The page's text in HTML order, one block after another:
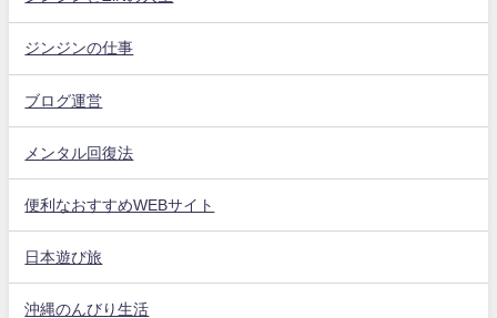
ジンジンの仕事
ブログ運営
メンタル回復法
便利なおすすめWEBサイト
日本遊び旅
沖縄のんびり生活